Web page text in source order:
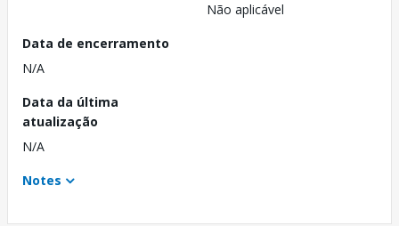
Não aplicável
Data de encerramento
N/A
Data da última
atualização
N/A
Notes